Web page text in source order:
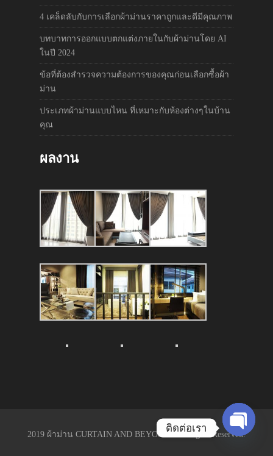
4 เคล็ดลับกับการเลือกผ้าม่านราคาถูกและดีมีคุณภาพ
บทบาทการออกแบบตกแต่งภายในกับผ้าม่านโดย AI
ในปี 2024
ข้อที่ต้องสำรวจความต้องการของคุณก่อนเลือกซื้อผ้า
ม่าน
ประเภทผ้าม่านแบบไหน ที่เหมาะกับห้องต่างๆในบ้าน
คุณ
ผลงาน
2019 ผ้าม่าน CURTAIN AND BEYOND. All Rights Reserved.
ติดต่อเรา